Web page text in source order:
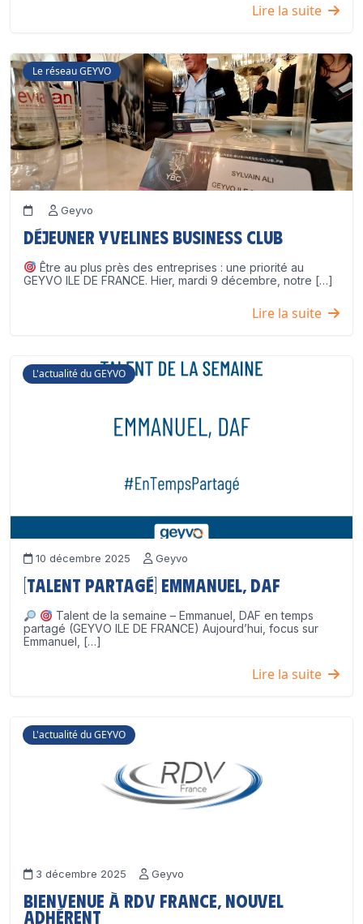
Lire la suite
Le réseau GEYVO
Geyvo
Déjeuner Yvelines Business Club
Être au plus près des entreprises : une priorité au
GEYVO ILE DE FRANCE. Hier, mardi 9 décembre, notre […]
Lire la suite
L'actualité du GEYVO
10 décembre 2025 Geyvo
[Talent partagé] Emmanuel, DAF
Talent de la semaine – Emmanuel, DAF en temps
partagé (GEYVO ILE DE FRANCE) Aujourd’hui, focus sur
Emmanuel, […]
Lire la suite
L'actualité du GEYVO
3 décembre 2025 Geyvo
Bienvenue à RDV France, nouvel
adhérent